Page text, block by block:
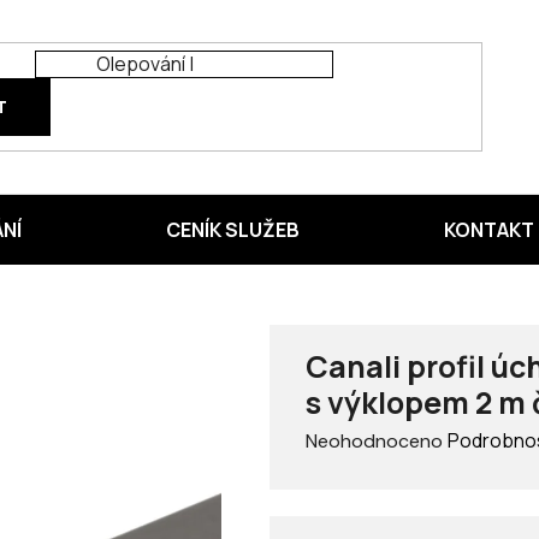
CENÍK SLUŽEB KONTAKT
Canali profil
s výklopem 2
Průměrné
Neohodnoceno